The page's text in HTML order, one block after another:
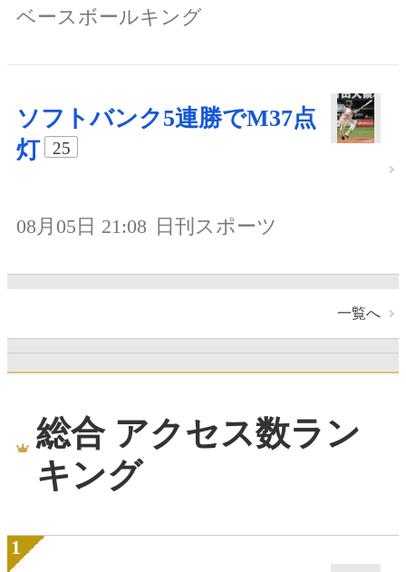
ベースボールキング
ソフトバンク5連勝でM37点
灯
25
08月05日 21:08 日刊スポーツ
一覧へ
総合 アクセス数ラン
キング